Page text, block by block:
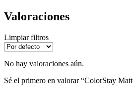
Valoraciones
Limpiar filtros
No hay valoraciones aún.
Sé el primero en valorar “ColorStay